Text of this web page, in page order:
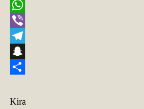
Email
WhatsApp
Viber
Telegram
Snapchat
Kira